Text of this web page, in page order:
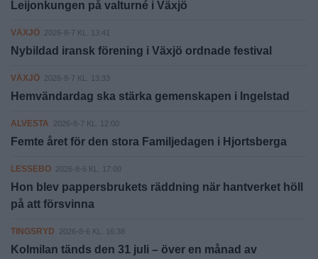
Leijonkungen på valturné i Växjö
VÄXJÖ 2026-8-7 KL. 13:41
Nybildad iransk förening i Växjö ordnade festival
VÄXJÖ 2026-8-7 KL. 13:33
Hemvändardag ska stärka gemenskapen i Ingelstad
ALVESTA 2026-8-7 KL. 12:00
Femte året för den stora Familjedagen i Hjortsberga
LESSEBO 2026-8-6 KL. 17:00
Hon blev pappersbrukets räddning när hantverket höll
på att försvinna
TINGSRYD 2026-8-6 KL. 16:38
Kolmilan tänds den 31 juli – över en månad av